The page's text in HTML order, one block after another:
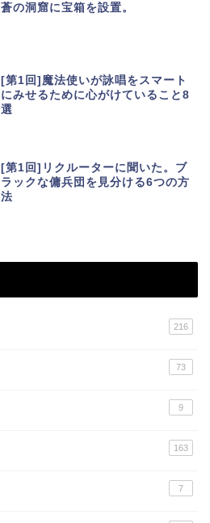
蒼の洞窟に宝箱を設置。
[第1回]魔法使いが詠唱をスマート
にみせるために心がけていること8
選
[第1回]リクルーターに聞いた。ブ
ラックな傭兵団を見分ける6つの方
法
216
73
9
163
7